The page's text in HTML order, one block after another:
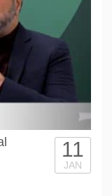
11
JAN